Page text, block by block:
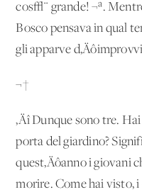
cos√¨ grande! ¬ª.
Bosco pensava in qual
gli apparve
¬†
‚Äî Dunque sono tre.
porta del giardino?
quest‚Äôanno i giovani
morire. Come hai visto,